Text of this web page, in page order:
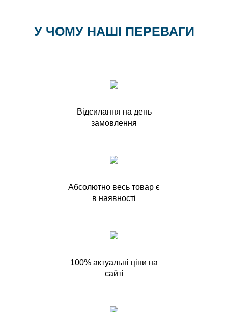
У ЧОМУ НАШІ ПЕРЕВАГИ
Відсилання на день
замовлення
Абсолютно весь товар є
в наявності
100% актуальні ціни на
сайті